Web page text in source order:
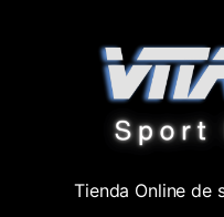
Tienda Online de